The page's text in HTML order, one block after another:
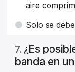
aire
Solo se
7. ¿Es
banda en